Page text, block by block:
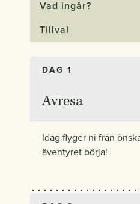
Vad ingår?
Tillval
DAG 1
Avresa
Idag flyger ni från
äventyret börja!